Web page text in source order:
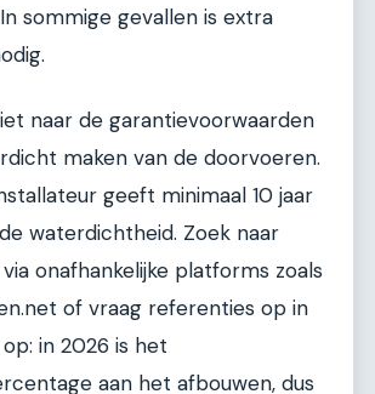
sommige gevallen is extra
naar de garantievoorwaarden
maken van de doorvoeren.
geeft minimaal 10 jaar
waterdichtheid. Zoek naar
onafhankelijke platforms zoals
of vraag referenties op in
in 2026 is het
aan het afbouwen, dus